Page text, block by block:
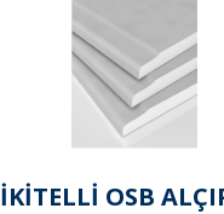
İKİTELLİ OSB